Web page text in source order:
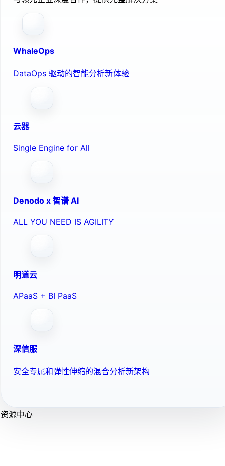
WhaleOps
DataOps 驱动的智能分析新体验
云器
Single Engine for All
Denodo x 智谱 AI
ALL YOU NEED IS AGILITY
明道云
APaaS + BI PaaS
深信服
安全专属和弹性伸缩的混合分析新架构
资源中心